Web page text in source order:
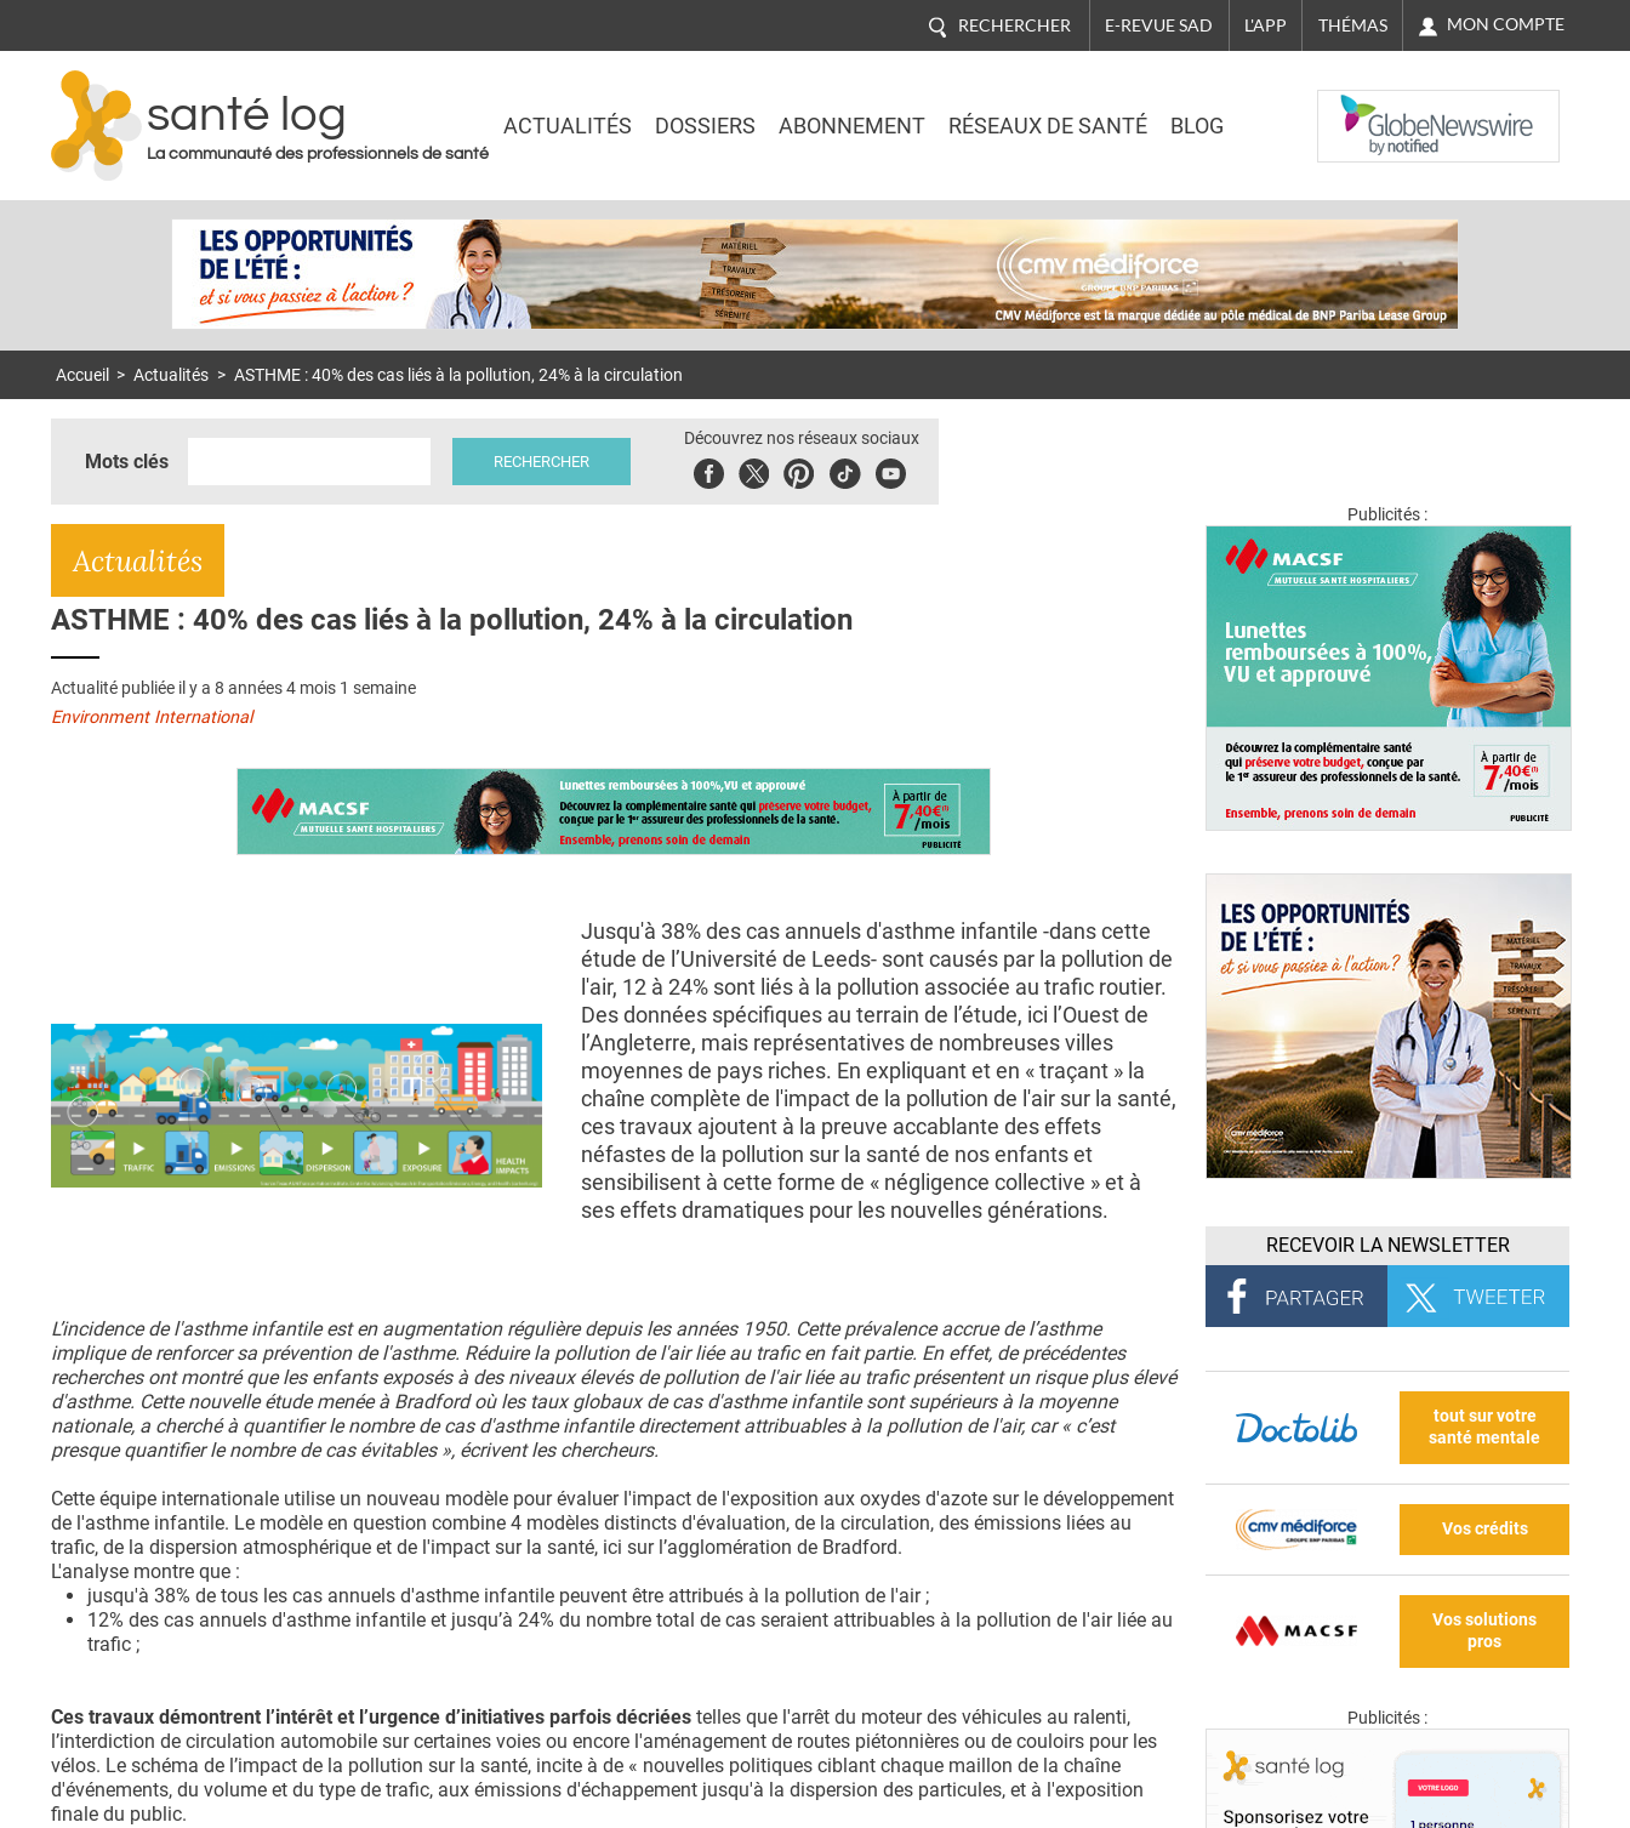
RECHERCHER E-REVUE SAD L'APP THÉMAS MON COMPTE
santé log
La communauté des professionnels de santé
ACTUALITÉS DOSSIERS ABONNEMENT RÉSEAUX DE SANTÉ BLOG
NASDAQ
Accueil > Actualités > ASTHME : 40% des cas liés à la pollution, 24% à la circulation
Mots clés
Découvrez nos réseaux sociaux
FacebookTwitterPinterest
TiktokYoubute
Actualités
ASTHME : 40% des cas liés à la pollution, 24% à la circulation
Actualité publiée il y a 8 années 4 mois 1 semaine
Environment International
Jusqu'à 38% des cas annuels d'asthme infantile -dans cette
étude de l’Université de Leeds- sont causés par la pollution de
l'air, 12 à 24% sont liés à la pollution associée au trafic routier.
Des données spécifiques au terrain de l’étude, ici l’Ouest de
l’Angleterre, mais représentatives de nombreuses villes
moyennes de pays riches. En expliquant et en « traçant » la
chaîne complète de l'impact de la pollution de l'air sur la santé,
ces travaux ajoutent à la preuve accablante des effets
néfastes de la pollution sur la santé de nos enfants et
sensibilisent à cette forme de « négligence collective » et à
ses effets dramatiques pour les nouvelles générations.
L’incidence de l'asthme infantile est en augmentation régulière depuis les années 1950. Cette prévalence accrue de l’asthme
implique de renforcer sa prévention de l'asthme. Réduire la pollution de l'air liée au trafic en fait partie. En effet, de précédentes
recherches ont montré que les enfants exposés à des niveaux élevés de pollution de l'air liée au trafic présentent un risque plus élevé
d'asthme. Cette nouvelle étude menée à Bradford où les taux globaux de cas d'asthme infantile sont supérieurs à la moyenne
nationale, a cherché à quantifier le nombre de cas d'asthme infantile directement attribuables à la pollution de l'air, car « c’est
presque quantifier le nombre de cas évitables », écrivent les chercheurs.
Cette équipe internationale utilise un nouveau modèle pour évaluer l'impact de l'exposition aux oxydes d'azote sur le développement
de l'asthme infantile. Le modèle en question combine 4 modèles distincts d'évaluation, de la circulation, des émissions liées au
trafic, de la dispersion atmosphérique et de l'impact sur la santé, ici sur l’agglomération de Bradford.
L'analyse montre que :
jusqu'à 38% de tous les cas annuels d'asthme infantile peuvent être attribués à la pollution de l'air ;
12% des cas annuels d'asthme infantile et jusqu’à 24% du nombre total de cas seraient attribuables à la pollution de l'air liée au
trafic ;
Ces travaux démontrent l’intérêt et l’urgence d’initiatives parfois décriées telles que l'arrêt du moteur des véhicules au ralenti,
l’interdiction de circulation automobile sur certaines voies ou encore l'aménagement de routes piétonnières ou de couloirs pour les
vélos. Le schéma de l’impact de la pollution sur la santé, incite à de « nouvelles politiques ciblant chaque maillon de la chaîne
d'événements, du volume et du type de trafic, aux émissions d'échappement jusqu'à la dispersion des particules, et à l'exposition
finale du public.
Publicités :
RECEVOIR LA NEWSLETTER
tout sur votre
santé mentale
Vos crédits
Vos solutions
pros
Publicités :